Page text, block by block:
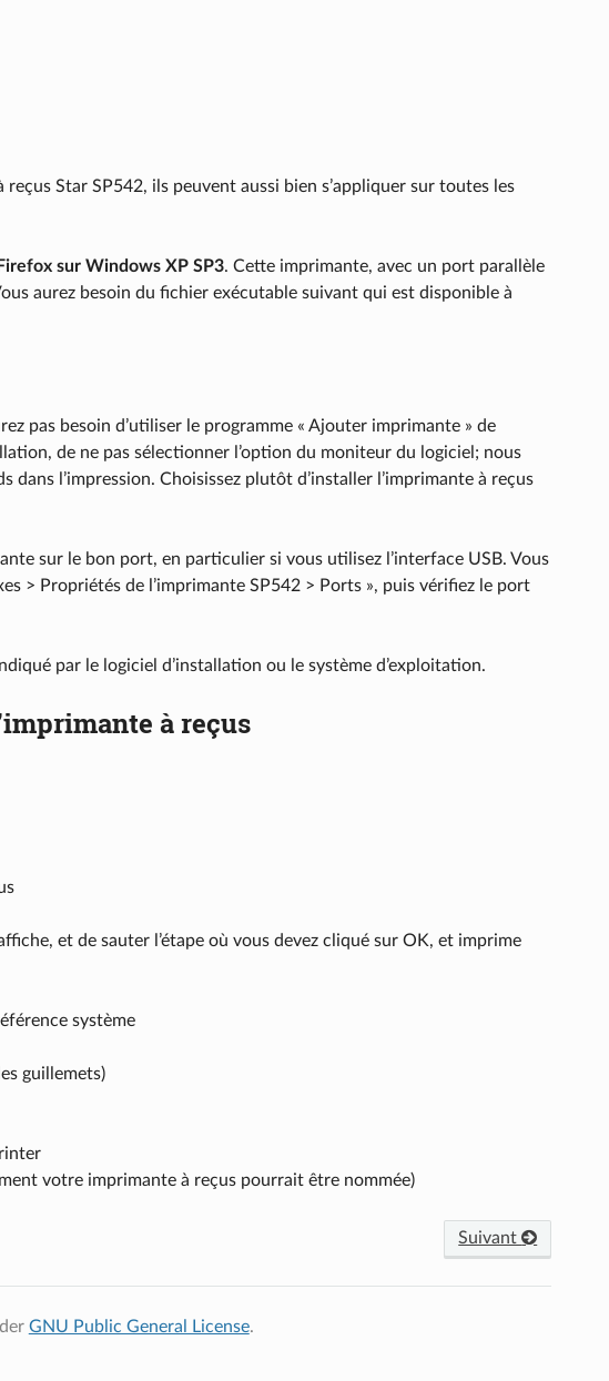
Star SP542, ils peuvent aussi bien s’appliquer sur toutes les
Firefox sur Windows XP SP3. Cette imprimante, avec un port parallèle
aurez besoin du fichier exécutable suivant qui est disponible à
pas besoin d’utiliser le programme « Ajouter imprimante » de
de ne pas sélectionner l’option du moniteur du logiciel; nous
l’impression. Choisissez plutôt d’installer l’imprimante à reçus
sur le bon port, en particulier si vous utilisez l’interface USB. Vous
> Propriétés de l’imprimante SP542 > Ports », puis vérifiez le port
par le logiciel d’installation ou le système d’exploitation.
à reçus
et de sauter l’étape où vous devez cliqué sur OK, et imprime
système
guillemets)
votre imprimante à reçus pourrait être nommée)
Suivant
GNU Public General License.